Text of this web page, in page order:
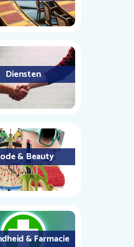
Diensten
& Beauty
& Farmacie